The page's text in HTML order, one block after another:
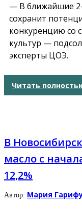
— В ближайшие
сохранит
конкуренцию со
культур —
эксперты ЦОЭ.
Читать
В
масло с
12,2%
Автор: Мария